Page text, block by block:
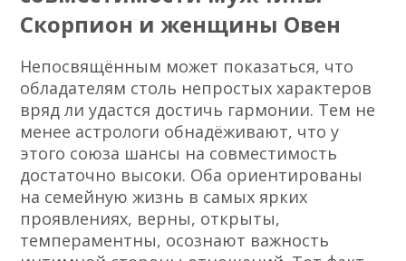
Скорпион и женщины Овен
Непосвящённым может показаться, что
обладателям столь непростых характеров
вряд ли удастся достичь гармонии. Тем не
менее астрологи обнадёживают, что у
этого союза шансы на совместимость
достаточно высоки. Оба ориентированы
на семейную жизнь в самых ярких
проявлениях, верны, открыты,
темпераментны, осознают важность